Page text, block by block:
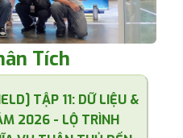
Tích
TẬP 11: DỮ LIỆU &
2026 - LỘ TRÌNH